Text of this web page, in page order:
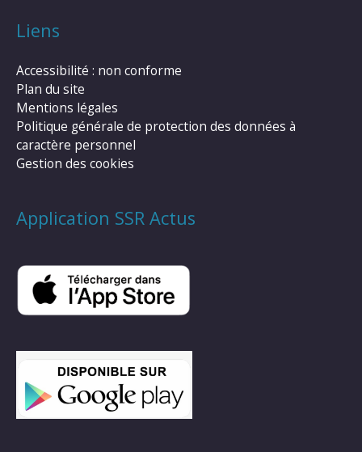
Liens
Accessibilité : non conforme
Plan du site
Mentions légales
Politique générale de protection des données à
caractère personnel
Gestion des cookies
Application SSR Actus